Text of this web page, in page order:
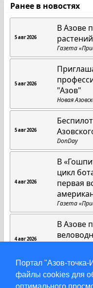
Портал "Азов-
файлы cookies для
Ранее в новостях
5 авг 2026
В Азове
Газета
5 авг 2026
"Азов"
Новая
5 авг 2026
DonDay
4 авг 2026
В
цикл
первая
Газета
4 авг 2026
В Азове